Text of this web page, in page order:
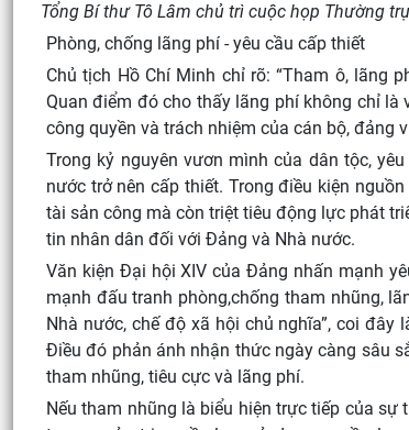
Tổng Bí thư Tô Lâm chủ trì cuộc họp Thường
Phòng, chống lãng phí - yêu cầu cấp thiết
Chủ tịch Hồ Chí Minh chỉ rõ: “Tham ô, lãng
Quan điểm đó cho thấy lãng phí không chỉ
công quyền và trách nhiệm của cán bộ, đảng
Trong kỷ nguyên vươn mình của dân tộc,
nước trở nên cấp thiết. Trong điều kiện
tài sản công mà còn triệt tiêu động lực phát
tin nhân dân đối với Đảng và Nhà nước.
Văn kiện Đại hội XIV của Đảng nhấn mạnh
mạnh đấu tranh phòng,chống tham nhũng,
Nhà nước, chế độ xã hội chủ nghĩa”, coi
Điều đó phản ánh nhận thức ngày càng sâu
tham nhũng, tiêu cực và lãng phí.
Nếu tham nhũng là biểu hiện trực tiếp của